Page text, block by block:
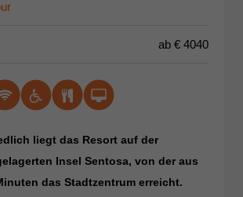
ab € 4040
liegt das Resort auf der
Insel Sentosa, von der aus
das Stadtzentrum erreicht.